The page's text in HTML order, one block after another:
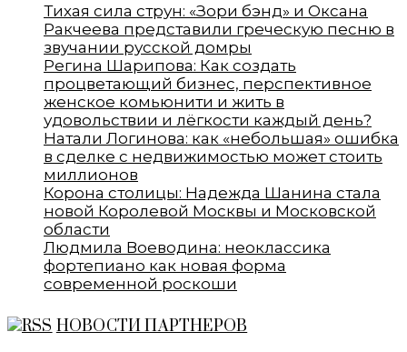
Тихая сила струн: «Зори бэнд» и Оксана
Ракчеева представили греческую песню в
звучании русской домры
Регина Шарипова: Как создать
процветающий бизнес, перспективное
женское комьюнити и жить в
удовольствии и лёгкости каждый день?
Натали Логинова: как «небольшая» ошибка
в сделке с недвижимостью может стоить
миллионов
Корона столицы: Надежда Шанина стала
новой Королевой Москвы и Московской
области
Людмила Воеводина: неоклассика
фортепиано как новая форма
современной роскоши
НОВОСТИ ПАРТНЕРОВ